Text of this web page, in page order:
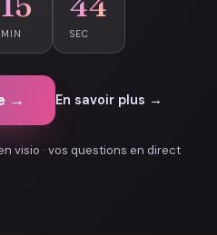
MIN SEC
→ En savoir plus →
visio · vos questions en direct